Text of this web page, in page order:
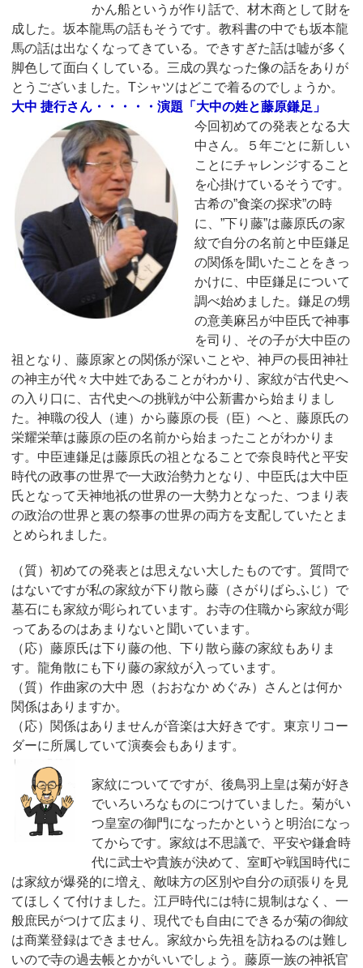
かん船というが作り話で、材木商として財を
成した。坂本龍馬の話もそうです。教科書の中でも坂本龍
馬の話は出なくなってきている。できすぎた話は嘘が多く
脚色して面白くしている。三成の異なった像の話をありが
とうございました。Tシャツはどこで着るのでしょうか。
大中 捷行さん・・・・・演題「大中の姓と藤原鎌足」
今回初めての発表となる大
中さん。５年ごとに新しい
ことにチャレンジすること
を心掛けているそうです。
古希の”食楽の探求”の時
に、”下り藤”は藤原氏の家
紋で自分の名前と中臣鎌足
の関係を聞いたことをきっ
かけに、中臣鎌足について
調べ始めました。鎌足の甥
の意美麻呂が中臣氏で神事
を司り、その子が大中臣の
祖となり、藤原家との関係が深いことや、神戸の長田神社
の神主が代々大中姓であることがわかり、家紋が古代史へ
の入り口に、古代史への挑戦が中公新書から始まりまし
た。神職の役人（連）から藤原の長（臣）へと、藤原氏の
栄耀栄華は藤原の臣の名前から始まったことがわかりま
す。中臣連鎌足は藤原氏の祖となることで奈良時代と平安
時代の政事の世界で一大政治勢力となり、中臣氏は大中臣
氏となって天神地祇の世界の一大勢力となった、つまり表
の政治の世界と裏の祭事の世界の両方を支配していたとま
とめられました。
（質）初めての発表とは思えない大したものです。質問で
はないですが私の家紋が下り散ら藤（さがりばらふじ）で
墓石にも家紋が彫られています。お寺の住職から家紋が彫
ってあるのはあまりないと聞いています。
（応）藤原氏は下り藤の他、下り散ら藤の家紋もありま
す。龍角散にも下り藤の家紋が入っています。
（質）作曲家の大中 恩（おおなか めぐみ）さんとは何か
関係はありますか。
（応）関係はありませんが音楽は大好きです。東京リコー
ダーに所属していて演奏会もあります。
家紋についてですが、後鳥羽上皇は菊が好き
でいろいろなものにつけていました。菊がい
つ皇室の御門になったかというと明治になっ
てからです。家紋は不思議で、平安や鎌倉時
代に武士や貴族が決めて、室町や戦国時代に
は家紋が爆発的に増え、敵味方の区別や自分の頑張りを見
てほしくて付けました。江戸時代には特に規制はなく、一
般庶民がつけて広まり、現代でも自由にできるが菊の御紋
は商業登録はできません。家紋から先祖を訪ねるのは難し
いので寺の過去帳とかがいいでしょう。藤原一族の神祇官